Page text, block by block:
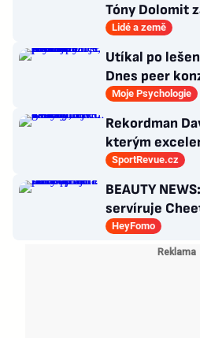
Tóny Dolomit
3000 metrech
Lidé a země
Utíkal po
Dnes peer
že cesta z
Moje Psychologie
Rekordman
kterým
během kariéry
SportRevue.cz
BEAUTY
servíruje
Billie Eilish
HeyFomo